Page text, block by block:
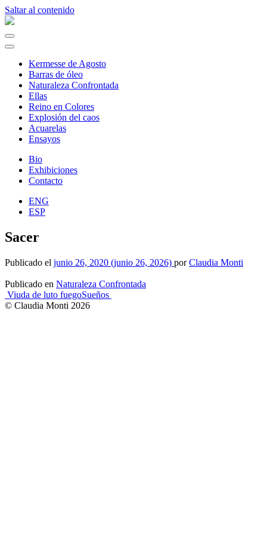
Saltar al contenido
Navegación
principal
Kermesse de Agosto
Barras de óleo
Naturaleza Confrontada
Ellas
Reino en Colores
Explosión del caos
Acuarelas
Ensayos
Bio
Exhibiciones
Contacto
ENG
ESP
Sacer
Publicado el junio 26, 2020 (junio 26, 2026) por Claudia Monti
Publicado en Naturaleza Confrontada
Navegación
de
Viuda de luto fuegoSueños
© Claudia Monti 2026